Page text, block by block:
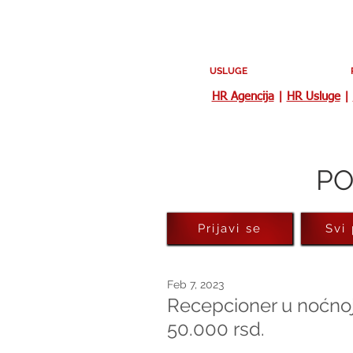
USLUGE
HR Agencija| HR Usluge|
Recepcioner u
50.000 rsd.
Feb 7, 2023
Prijavi se Svi